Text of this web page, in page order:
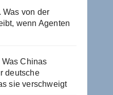
Was von der
wenn Agenten
Chinas
deutsche
sie verschweigt